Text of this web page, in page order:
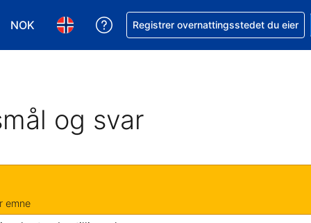
NOK
Velg valuta. Du har valgt Norsk krone som valuta
Velg språk. Du har valgt Norsk som språk
Få hjelp med bookingen din
Registrer overnattingsstedet du eier
og svar
emne